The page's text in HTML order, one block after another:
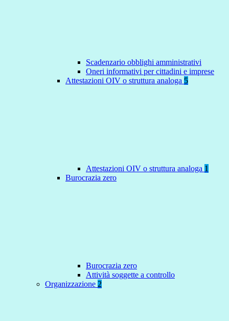
Scadenzario obblighi amministrativi
Oneri informativi per cittadini e imprese
Attestazioni OIV o struttura analoga 5
Attestazioni OIV o struttura analoga 1
Burocrazia zero
Burocrazia zero
Attività soggette a controllo
Organizzazione 2